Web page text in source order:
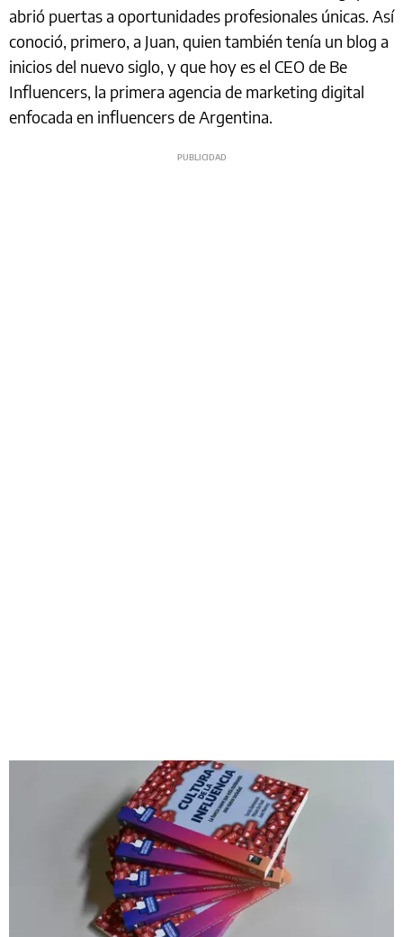
abrió puertas a oportunidades profesionales únicas. Así
conoció, primero, a Juan, quien también tenía un blog a
inicios del nuevo siglo, y que hoy es el CEO de Be
Influencers, la primera agencia de marketing digital
enfocada en influencers de Argentina.